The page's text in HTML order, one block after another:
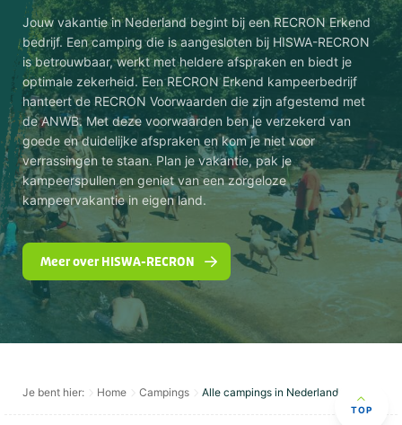
Jouw vakantie in Nederland begint bij een RECRON Erkend
bedrijf. Een camping die is aangesloten bij HISWA-RECRON
is betrouwbaar, werkt met heldere afspraken en biedt je
optimale zekerheid. Een RECRON Erkend kampeerbedrijf
hanteert de RECRON Voorwaarden die zijn afgestemd met
de ANWB. Met deze voorwaarden ben je verzekerd van
goede en duidelijke afspraken en kom je niet voor
verrassingen te staan. Plan je vakantie, pak je
kampeerspullen en geniet van een zorgeloze
kampeervakantie in eigen land.
Meer over HISWA-RECRON
Je bent hier: Home Campings Alle campings in Nederland
TOP